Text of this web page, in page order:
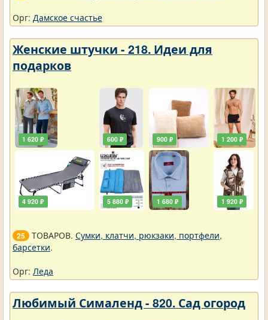
Орг: Дамское счастье
Женские штучки - 218. Идеи для
подарков
1 620 ₽
4 920 ₽
600 ₽
5 880 ₽
900 ₽
1 680 ₽
1 200 ₽
1 920 ₽
25 ТОВАРОВ. Сумки, клатчи, рюкзаки, портфели,
барсетки.
Орг: Леда
Любимый Сималенд - 820. Сад огород